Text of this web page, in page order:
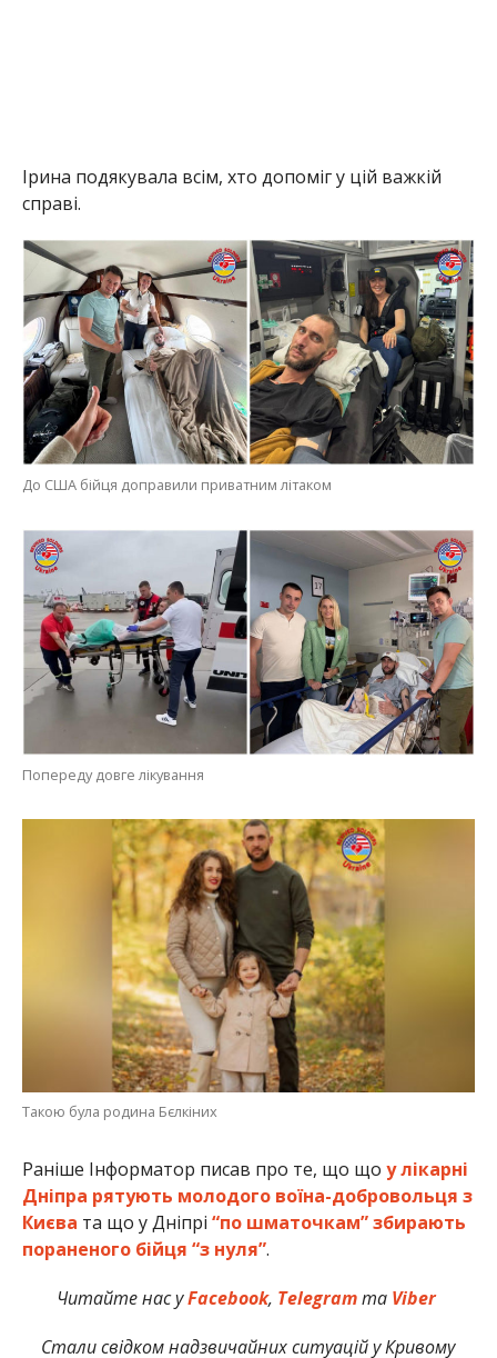
Ірина подякувала всім, хто допоміг у цій важкій
справі.
До США бійця доправили приватним літаком
Попереду довге лікування
Такою була родина Бєлкіних
Раніше Інформатор писав про те, що що у лікарні
Дніпра рятують молодого воїна-добровольця з
Києва та що у Дніпрі “по шматочкам” збирають
пораненого бійця “з нуля”.
Читайте нас уFacebook, Telegramта Viber
Стали свідком надзвичайних ситуацій у Кривому